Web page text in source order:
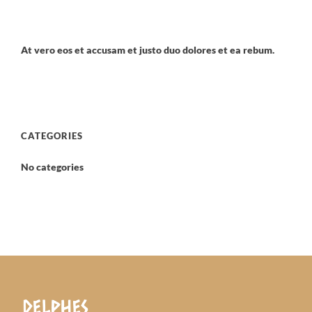
At vero eos et accusam et justo duo dolores et ea rebum.
CATEGORIES
No categories